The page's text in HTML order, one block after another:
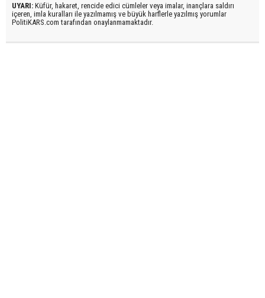
UYARI: Küfür, hakaret, rencide edici cümleler veya imalar, inançlara saldırı
içeren, imla kuralları ile yazılmamış ve büyük harflerle yazılmış yorumlar
PolitiKARS.com tarafından onaylanmamaktadır.